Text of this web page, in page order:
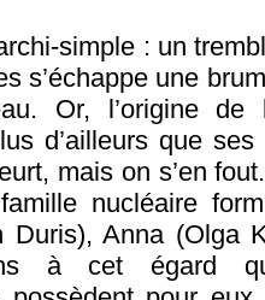
simple : un
s’échappe une
Or, l’origine de
d’ailleurs que
mais on s’en
nucléaire
Duris), Anna (Olga
à cet égard